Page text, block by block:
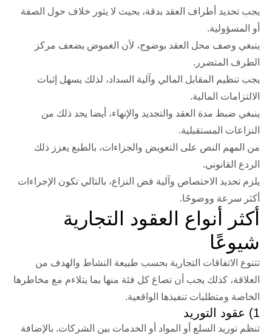
يجب تحديد أطراف العقد بدقة، بحيث لا يثور خلاف حول الصفة
أو المسؤولية.
ينبغي وصف محل العقد بوضوح، لأن الغموض يضعف مركز
الطرف المتضرر.
يجب تنظيم المقابل المالي وآلية السداد، لذلك يسهل إثبات
الالتزامات المالية.
ينبغي ضبط مدة العقد والتجديد والإنهاء، أيضا يحد ذلك من
النزاعات المستقبلية.
من المهم النص على التعويض والجزاءات، بالطبع يعزز ذلك
الردع القانوني.
يلزم تحديد الاختصاص وآلية فض النزاع، بالتالي تكون الإجراءات
أكثر سرعة ووضوحًا.
أكثر أنواع العقود التجارية
شيوعًا
تتنوع الاتفاقات التجارية بحسب طبيعة النشاط والهدف من
العلاقة، كذلك يجب أن تصاغ كل فئة منها بما يتلاءم مع مخاطرها
الخاصة ومتطلبات تنفيذها الواقعية.
1) عقود التوريد
تنظم توريد السلع أو المواد أو الخدمات بين الشركات. بالإضافة